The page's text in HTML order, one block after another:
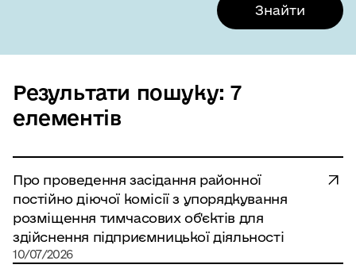
Відділ з питань служби в органах місцевого
самоврядування та кадрової роботи
Юридичний відділ
Голова районної у місті ради інформує
Відділ з питань надзвичайних ситуацій та
Загальний відділ
Відділ з питань економіки та
перспективного розвитку району
2024
2021
2020
2019
Березень
Червень
Серпень
День
6
7
8
Знайти
Результати пошуку: 7
елементів
Про проведення засідання районної
постійно діючої комісії з упорядкування
розміщення тимчасових об'єктів для
здійснення підприємницької діяльності
10/07/2026